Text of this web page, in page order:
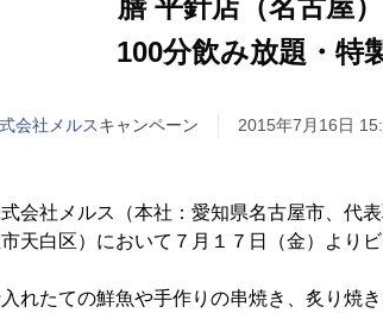
膳 平針店（名古屋
会社メルスキャンペーン 2015年7月16日
会社メルス（本社：愛知県名古屋市、
天白区）において７月１７日（金）より
れたての鮮魚や手作りの串焼き、炙り焼